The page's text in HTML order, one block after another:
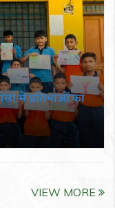
में प्रतिभाओं का
VIEW MORE